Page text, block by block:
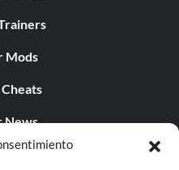
de ruptura
Mods
News